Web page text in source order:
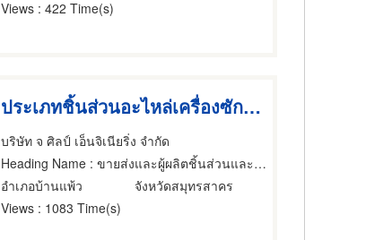
Views : 422 Time(s)
ประเภทชิ้นส่วนอะไหล่เครื่องซักผ้าและแอร์
บริษัท จ ศิลป์ เอ็นจิเนียริ่ง จำกัด
Heading Name : ขายส่งและผู้ผลิตชิ้นส่วนและอะไหล่เครื่องจักรกล
อำเภอบ้านแพ้ว
จังหวัดสมุทรสาคร
Views : 1083 Time(s)